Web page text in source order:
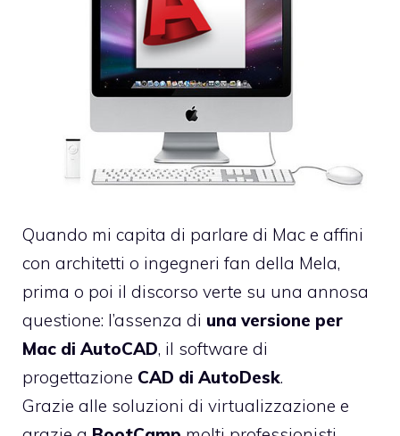
Quando mi capita di parlare di Mac e affini
con architetti o ingegneri fan della Mela,
prima o poi il discorso verte su una annosa
questione: l’assenza di una versione per
Mac di AutoCAD, il software di
progettazione CAD di AutoDesk.
Grazie alle soluzioni di virtualizzazione e